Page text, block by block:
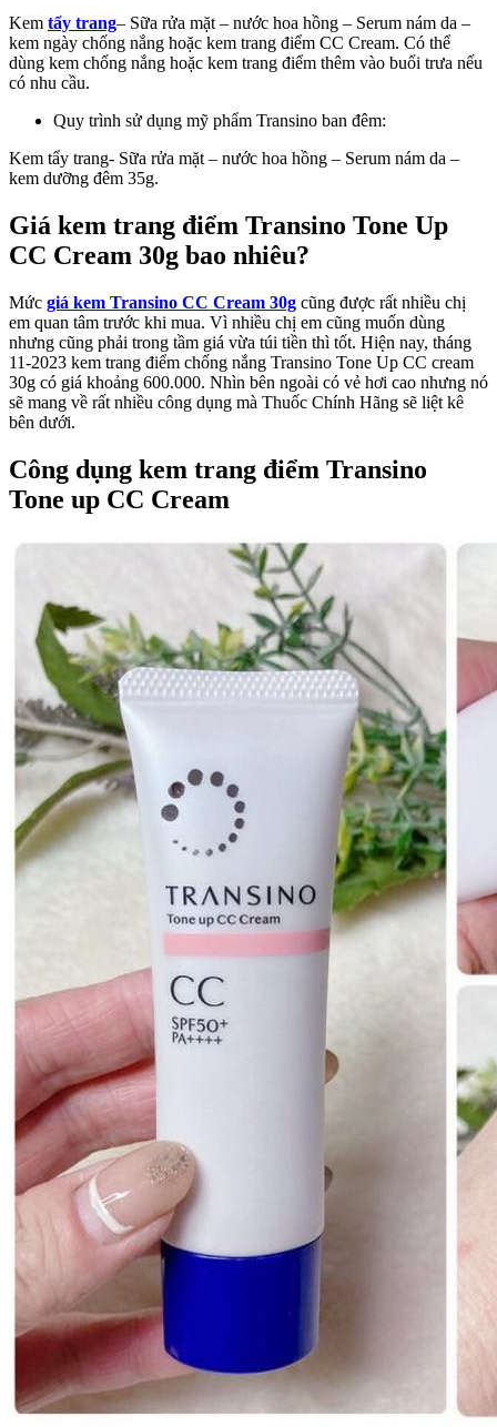
Kem tẩy trang– Sữa rửa mặt – nước hoa hồng – Serum nám da –
kem ngày chống nắng hoặc kem trang điểm CC Cream. Có thể
dùng kem chống nắng hoặc kem trang điểm thêm vào buổi trưa nếu
có nhu cầu.
Quy trình sử dụng mỹ phẩm Transino ban đêm:
Kem tẩy trang- Sữa rửa mặt – nước hoa hồng – Serum nám da –
kem dưỡng đêm 35g.
Giá kem trang điểm Transino Tone Up
CC Cream 30g bao nhiêu?
Mức giá kem Transino CC Cream 30g cũng được rất nhiều chị
em quan tâm trước khi mua. Vì nhiều chị em cũng muốn dùng
nhưng cũng phải trong tầm giá vừa túi tiền thì tốt. Hiện nay, tháng
11-2023 kem trang điểm chống nắng Transino Tone Up CC cream
30g có giá khoảng 600.000. Nhìn bên ngoài có vẻ hơi cao nhưng nó
sẽ mang về rất nhiều công dụng mà Thuốc Chính Hãng sẽ liệt kê
bên dưới.
Công dụng kem trang điểm Transino
Tone up CC Cream